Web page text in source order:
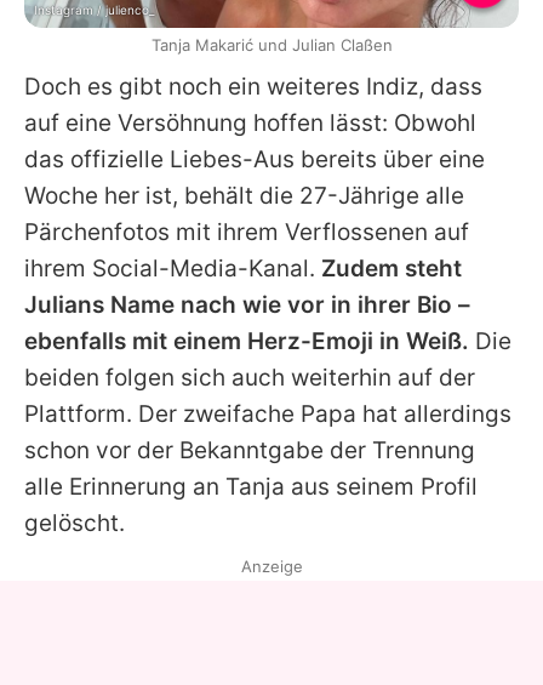
Doch es gibt noch ein weiteres Indiz, dass
auf eine Versöhnung hoffen lässt: Obwohl
das offizielle Liebes-Aus bereits über eine
Woche her ist, behält die 27-Jährige alle
Pärchenfotos mit ihrem Verflossenen auf
ihrem Social-Media-Kanal. Zudem steht
Julians Name nach wie vor in ihrer Bio –
ebenfalls mit einem Herz-Emoji in Weiß. Die
beiden folgen sich auch weiterhin auf der
Plattform. Der zweifache Papa hat allerdings
schon vor der Bekanntgabe der Trennung
alle Erinnerung an Tanja aus seinem Profil
gelöscht.
Instagram / julienco_
Tanja Makarić und Julian Claßen
Anzeige